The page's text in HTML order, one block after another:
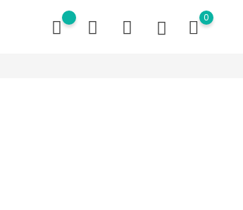
0